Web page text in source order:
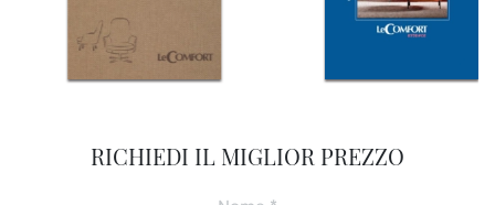
RICHIEDI IL MIGLIOR PREZZO